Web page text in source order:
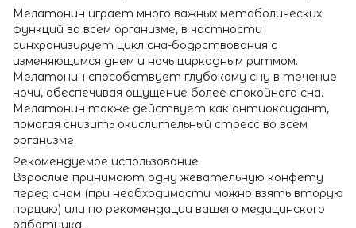
Мелатонин играет много важных метаболических
функций во всем организме, в частности
синхронизирует цикл сна-бодрствования с
изменяющимся днем и ночь циркадным ритмом.
Мелатонин способствует глубокому сну в течение
ночи, обеспечивая ощущение более спокойного сна.
Мелатонин также действует как антиоксидант,
помогая снизить окислительный стресс во всем
организме.
Рекомендуемое использование
Взрослые принимают одну жевательную конфету
перед сном (при необходимости можно взять вторую
порцию) или по рекомендации вашего медицинского
работника.